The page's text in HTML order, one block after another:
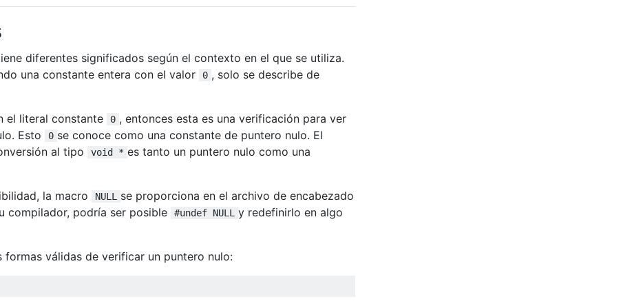
diferentes significados según el contexto en el que se utiliza.
una constante entera con el valor
0 , solo se describe de
el literal constante
0 , entonces esta es una verificación para ver
Esto
0 se conoce como una constante de puntero nulo. El
al tipo void * es tanto un puntero nulo como una
la macro
NULL se proporciona en el archivo de encabezado
compilador, podría ser posible #undef NULL
y redefinirlo en algo
formas válidas de verificar un puntero nulo: